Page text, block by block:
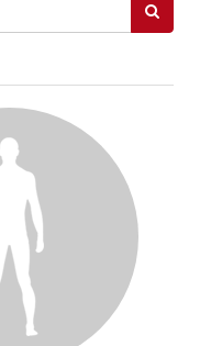
de dormir